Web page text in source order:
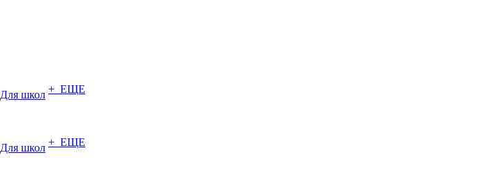
Для школ + ЕЩЕ
Для школ + ЕЩЕ